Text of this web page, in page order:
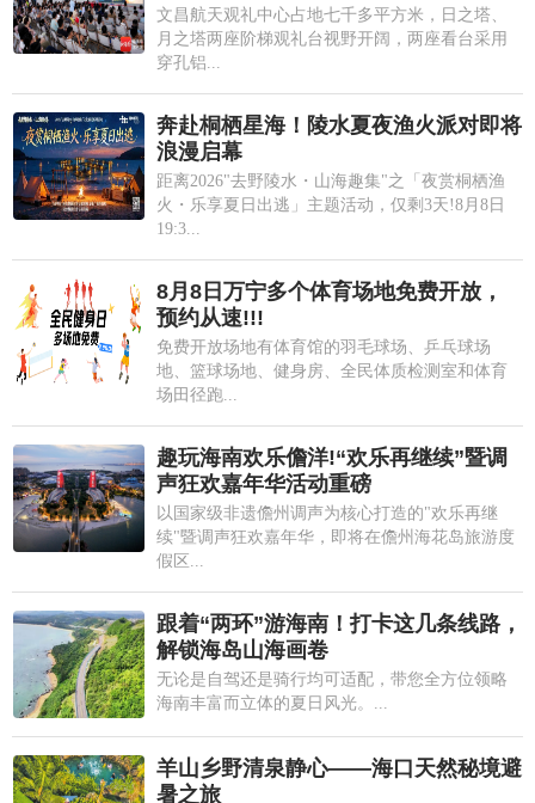
文昌航天观礼中心占地七千多平方米，日之塔、
月之塔两座阶梯观礼台视野开阔，两座看台采用
穿孔铝...
奔赴桐栖星海！陵水夏夜渔火派对即将
浪漫启幕
距离2026"去野陵水・山海趣集"之「夜赏桐栖渔
火・乐享夏日出逃」主题活动，仅剩3天!8月8日
19:3...
8月8日万宁多个体育场地免费开放，
预约从速!!!
免费开放场地有体育馆的羽毛球场、乒乓球场
地、篮球场地、健身房、全民体质检测室和体育
场田径跑...
趣玩海南欢乐儋洋!“欢乐再继续”暨调
声狂欢嘉年华活动重磅
以国家级非遗儋州调声为核心打造的"欢乐再继
续"暨调声狂欢嘉年华，即将在儋州海花岛旅游度
假区...
跟着“两环”游海南！打卡这几条线路，
解锁海岛山海画卷
无论是自驾还是骑行均可适配，带您全方位领略
海南丰富而立体的夏日风光。...
羊山乡野清泉静心——海口天然秘境避
暑之旅